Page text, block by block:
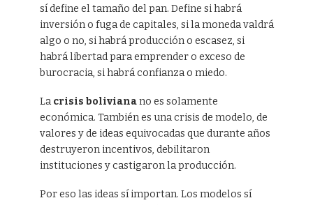
sí define el tamaño del pan. Define si habrá
inversión o fuga de capitales, si la moneda valdrá
algo o no, si habrá producción o escasez, si
habrá libertad para emprender o exceso de
burocracia, si habrá confianza o miedo.
La crisis bolivianano es solamente
económica. También es una crisis de modelo, de
valores y de ideas equivocadas que durante años
destruyeron incentivos, debilitaron
instituciones y castigaron la producción.
Por eso las ideas sí importan. Los modelos sí